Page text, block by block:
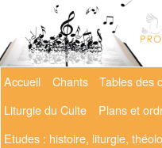
contenu
principal
Menu
Accueil Chants Tables des
Liturgie du Culte
Plans et
Etudes : histoire, liturgie,